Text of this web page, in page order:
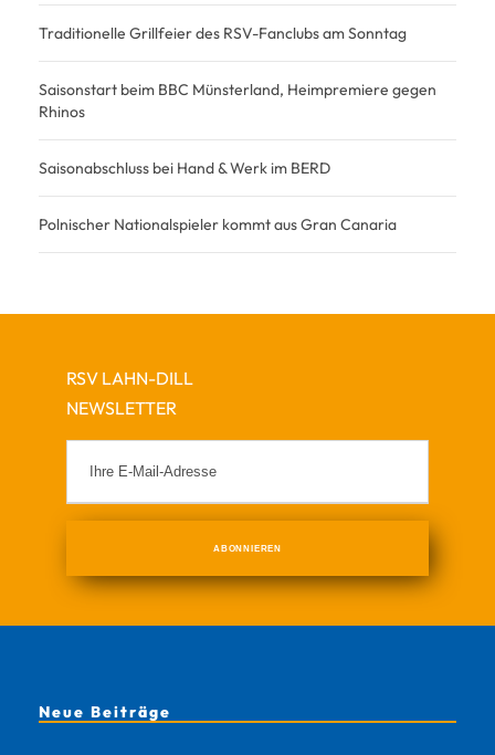
Traditionelle Grillfeier des RSV-Fanclubs am Sonntag
Saisonstart beim BBC Münsterland, Heimpremiere gegen
Rhinos
Saisonabschluss bei Hand & Werk im BERD
Polnischer Nationalspieler kommt aus Gran Canaria
RSV LAHN-DILL
NEWSLETTER
Neue Beiträge